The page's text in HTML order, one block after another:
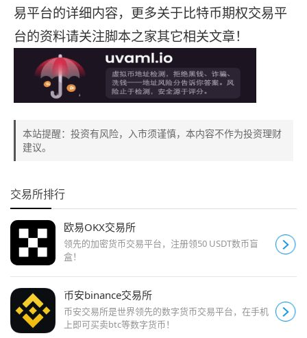
易平台的详细内容，更多关于比特币期权交易平
台的资料请关注脚本之家其它相关文章！
本站提醒：投资有风险，入市须谨慎，本内容不作为投资理财
建议。
交易所排行
欧易OKX交易所
领先的加密货币交易平台，注册领50 USDT数币盲
盒！
币安binance交易所
币安交易所是世界领先的数字货币交易平台，在手机
上即可买卖btc等数字货币！